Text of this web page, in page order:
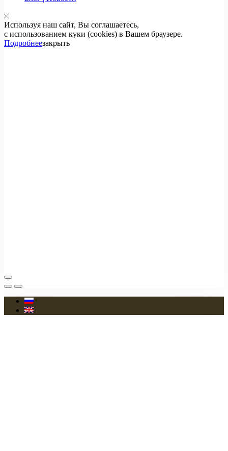
Используя наш сайт, Вы соглашаетесь,
с использованием куки (cookies) в Вашем браузере.
Подробнеезакрыть